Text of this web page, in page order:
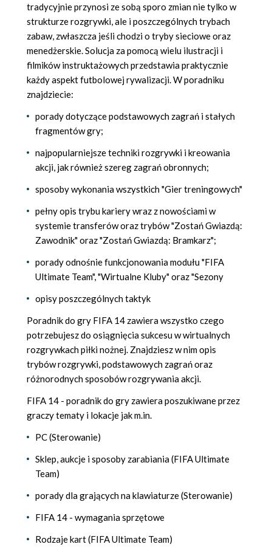
tradycyjnie przynosi ze sobą sporo zmian nie tylko w
strukturze rozgrywki, ale i poszczególnych trybach
zabaw, zwłaszcza jeśli chodzi o tryby sieciowe oraz
menedżerskie. Solucja za pomocą wielu ilustracji i
filmików instruktażowych przedstawia praktycznie
każdy aspekt futbolowej rywalizacji. W poradniku
znajdziecie:
porady dotyczące podstawowych zagrań i stałych
fragmentów gry;
najpopularniejsze techniki rozgrywki i kreowania
akcji, jak również szereg zagrań obronnych;
sposoby wykonania wszystkich "Gier treningowych"
pełny opis trybu kariery wraz z nowościami w
systemie transferów oraz trybów "Zostań Gwiazdą:
Zawodnik" oraz "Zostań Gwiazdą: Bramkarz";
porady odnośnie funkcjonowania modułu "FIFA
Ultimate Team", "Wirtualne Kluby" oraz "Sezony
opisy poszczególnych taktyk
Poradnik do gry FIFA 14 zawiera wszystko czego
potrzebujesz do osiągnięcia sukcesu w wirtualnych
rozgrywkach piłki nożnej. Znajdziesz w nim opis
trybów rozgrywki, podstawowych zagrań oraz
różnorodnych sposobów rozgrywania akcji.
FIFA 14 - poradnik do gry zawiera poszukiwane przez
graczy tematy i lokacje jak m.in.
PC (Sterowanie)
Sklep, aukcje i sposoby zarabiania (FIFA Ultimate
Team)
porady dla grających na klawiaturze (Sterowanie)
FIFA 14 - wymagania sprzętowe
Rodzaje kart (FIFA Ultimate Team)